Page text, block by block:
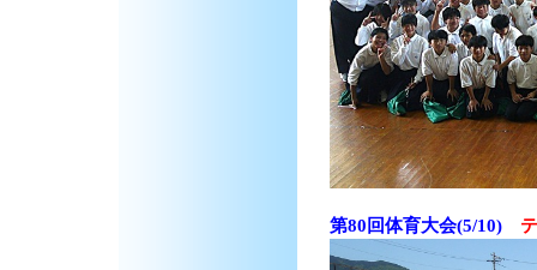
第80回体育大会(5/10)